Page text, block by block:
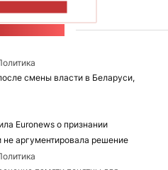
смены власти в Беларуси,
Euronews о признании
не аргументировала решение